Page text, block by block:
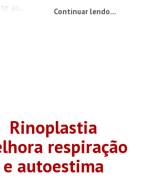
ao...
Continuar lendo...
Rinoplastia
respiração
e autoestima